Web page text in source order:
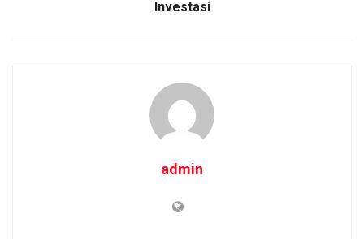
Investasi
admin